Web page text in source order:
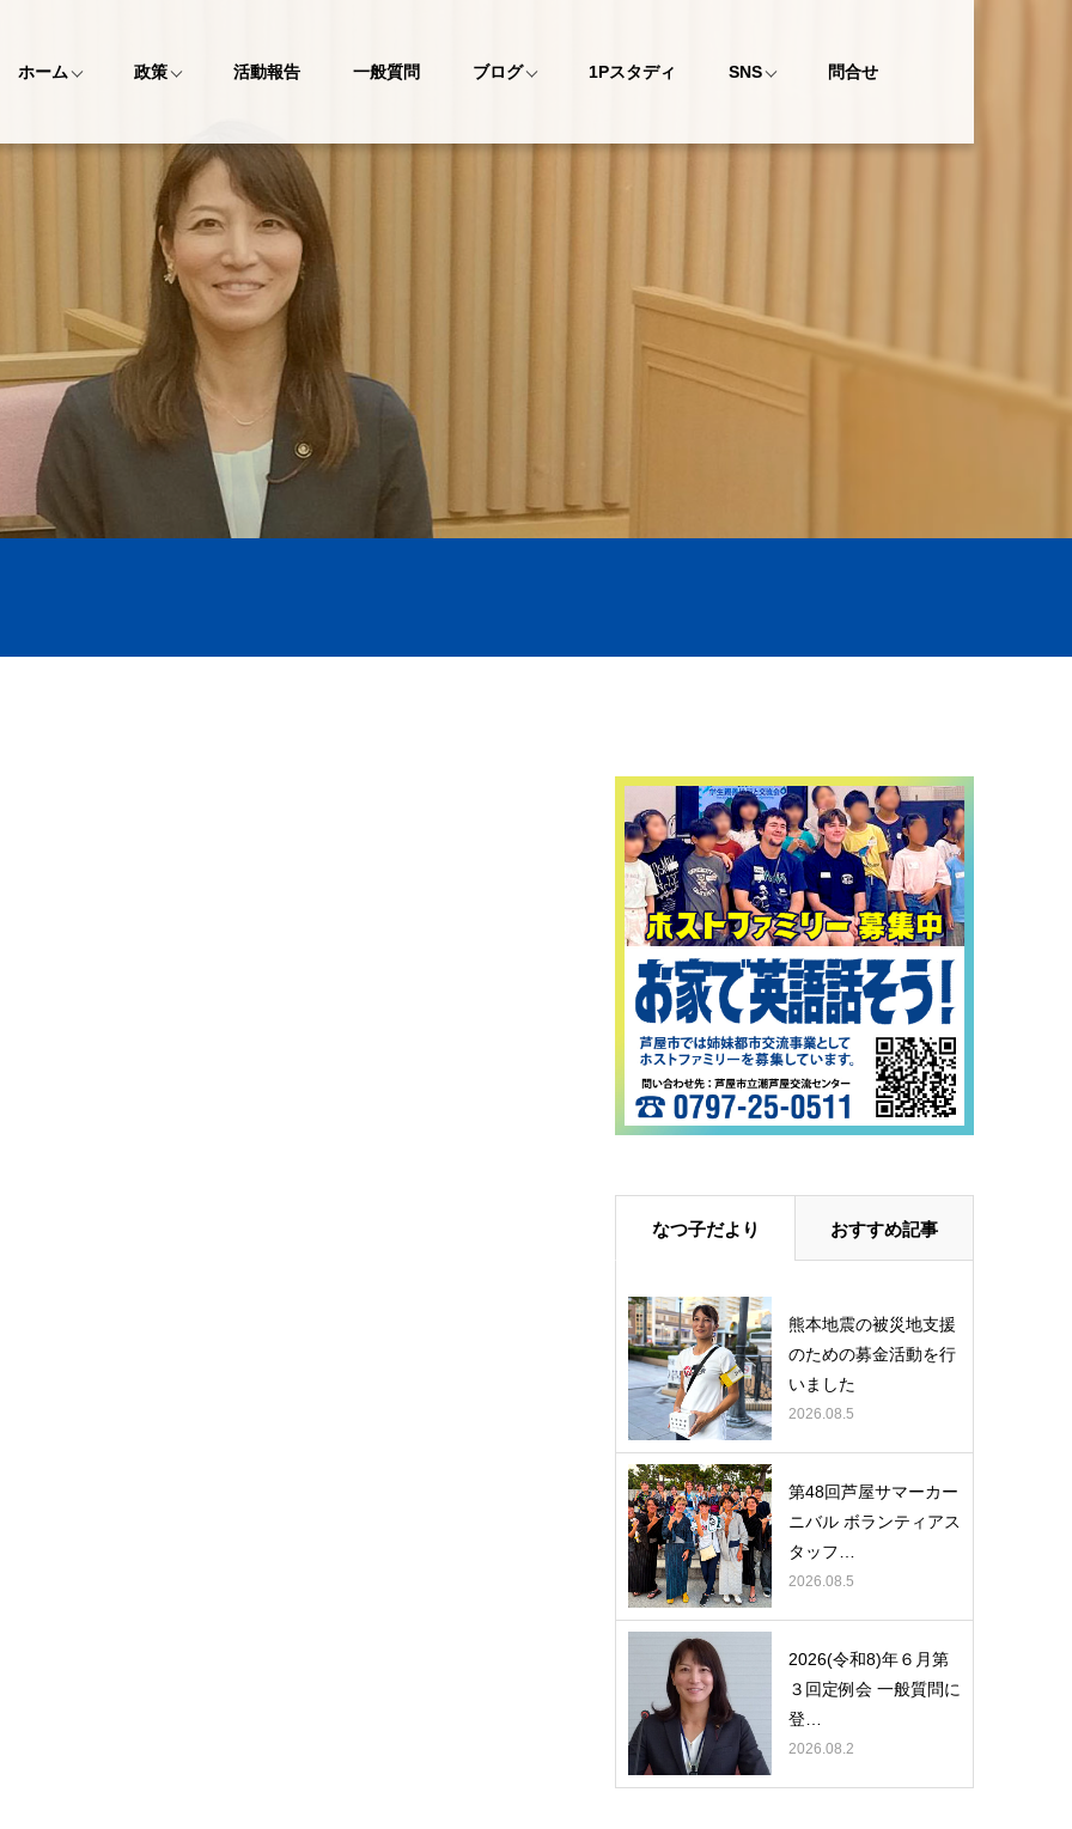
ホーム 政策 活動報告 一般質問 ブログ 1Pスタディ SNS 問合せ
なつ子だより おすすめ記事
熊本地震の被災地支援
のための募金活動を行
いました
2026.08.5
第48回芦屋サマーカー
ニバル ボランティアス
タッフ…
2026.08.5
2026(令和8)年６月第
３回定例会 一般質問に
登…
2026.08.2